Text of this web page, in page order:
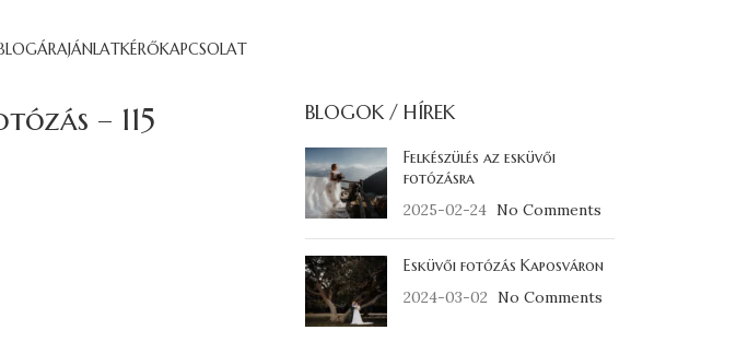
ÁRAJÁNLATKÉRŐKAPCSOLAT
– 115 BLOGOK / HÍREK
Felkészülés az esküvői
fotózásra
2025-02-24 No Comments
Esküvői fotózás Kaposváron
2024-03-02 No Comments